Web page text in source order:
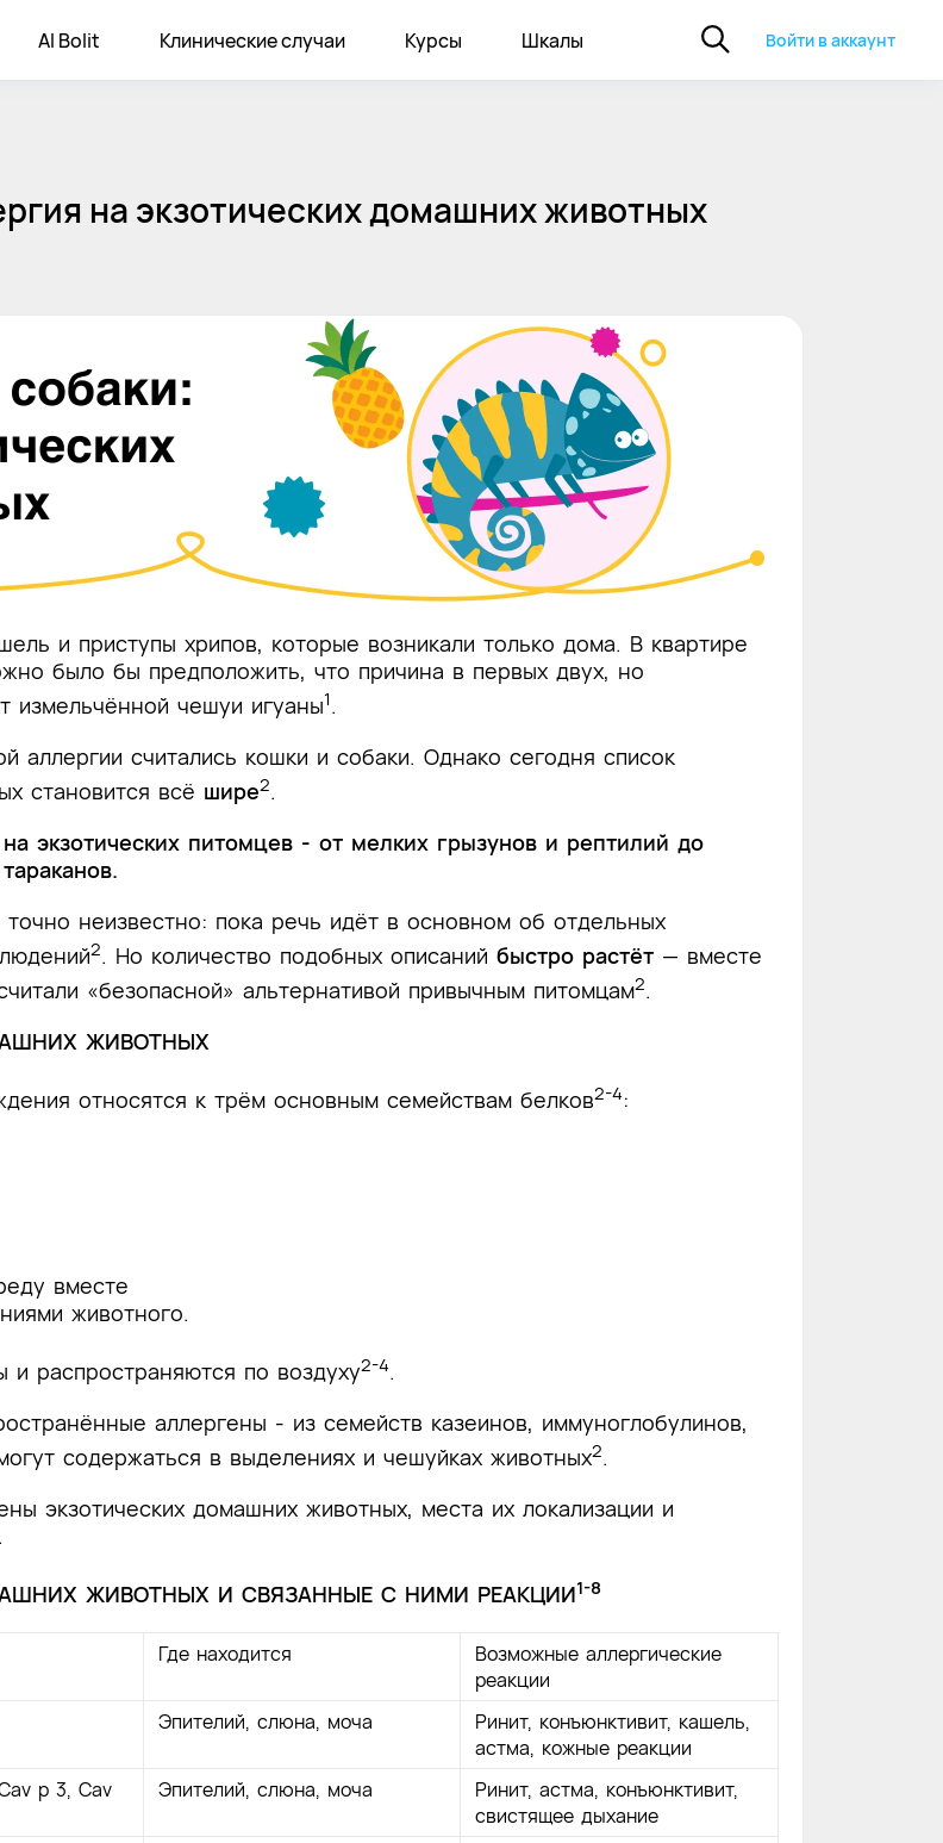
AI Bolit Клинические случаи Курсы Шкалы Войти в аккаунт
на экзотических домашних животных
и приступы хрипов, которые возникали только дома. В квартире
было бы предположить, что причина в первых двух, но
измельчённой чешуи игуаны1.
аллергии считались кошки и собаки. Однако сегодня список
становится всё шире2.
экзотических питомцев - от мелких грызунов и рептилий до
точно неизвестно: пока речь идёт в основном об отдельных
2. Но количество подобных описаний быстро растёт — вместе
«безопасной» альтернативой привычным питомцам2.
ЖИВОТНЫХ
относятся к трём основным семействам белков2-4:
вместе
животного.
распространяются по воздуху2-4.
аллергены - из семейств казеинов, иммуноглобулинов,
содержаться в выделениях и чешуйках животных2.
экзотических домашних животных, места их локализации и
ЖИВОТНЫХ И СВЯЗАННЫЕ С НИМИ РЕАКЦИИ1-8
Где находится
Возможные аллергические
реакции
Эпителий, слюна, моча
Ринит, конъюнктивит, кашель,
астма, кожные реакции
p 3, Cav
Эпителий, слюна, моча
Ринит, астма, конъюнктивит,
свистящее дыхание